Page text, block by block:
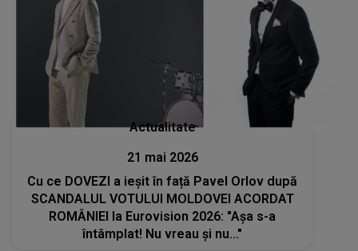
Actualitate
21 mai 2026
Cu ce DOVEZI a ieșit în față Pavel Orlov după
SCANDALUL VOTULUI MOLDOVEI ACORDAT
ROMÂNIEI la Eurovision 2026: "Așa s-a
întâmplat! Nu vreau și nu..."